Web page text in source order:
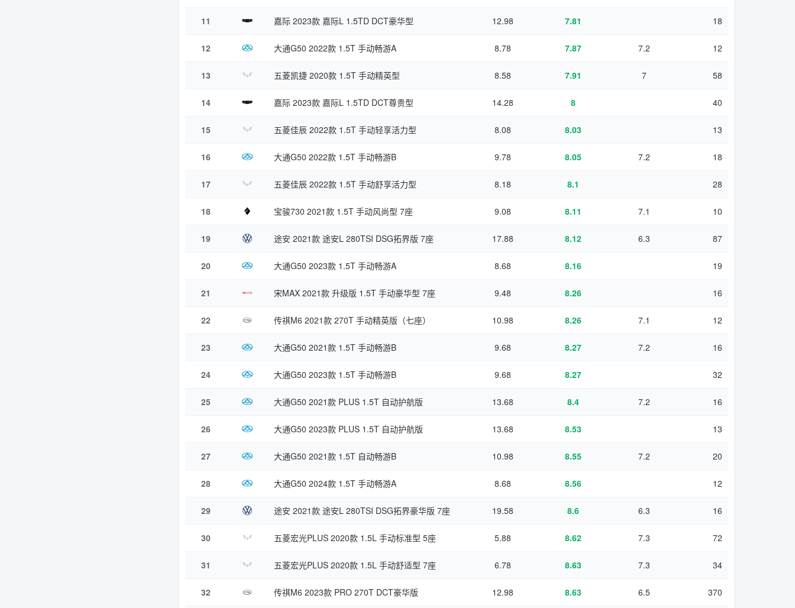
11 嘉际 2023款 嘉际L 1.5TD DCT豪华型 12.98 7.81 18
12 大通G50 2022款 1.5T 手动畅游A 8.78 7.87 7.2 12
13 五菱凯捷 2020款 1.5T 手动精英型 8.58 7.91 7 58
14 嘉际 2023款 嘉际L 1.5TD DCT尊贵型 14.28 8 40
15 五菱佳辰 2022款 1.5T 手动轻享活力型 8.08 8.03 13
16 大通G50 2022款 1.5T 手动畅游B 9.78 8.05 7.2 18
17 五菱佳辰 2022款 1.5T 手动舒享活力型 8.18 8.1 28
18 宝骏730 2021款 1.5T 手动风尚型 7座 9.08 8.11 7.1 10
19 途安 2021款 途安L 280TSI DSG拓界版 7座 17.88 8.12 6.3 87
20 大通G50 2023款 1.5T 手动畅游A 8.68 8.16 19
21 宋MAX 2021款 升级版 1.5T 手动豪华型 7座 9.48 8.26 16
22 传祺M6 2021款 270T 手动精英版（七座） 10.98 8.26 7.1 12
23 大通G50 2021款 1.5T 手动畅游B 9.68 8.27 7.2 16
24 大通G50 2023款 1.5T 手动畅游B 9.68 8.27 32
25 大通G50 2021款 PLUS 1.5T 自动护航版 13.68 8.4 7.2 16
26 大通G50 2023款 PLUS 1.5T 自动护航版 13.68 8.53 13
27 大通G50 2021款 1.5T 自动畅游B 10.98 8.55 7.2 20
28 大通G50 2024款 1.5T 手动畅游A 8.68 8.56 12
29 途安 2021款 途安L 280TSI DSG拓界豪华版 7座 19.58 8.6 6.3 16
30 五菱宏光PLUS 2020款 1.5L 手动标准型 5座 5.88 8.62 7.3 72
31 五菱宏光PLUS 2020款 1.5L 手动舒适型 7座 6.78 8.63 7.3 34
32 传祺M6 2023款 PRO 270T DCT豪华版 12.98 8.63 6.5 370